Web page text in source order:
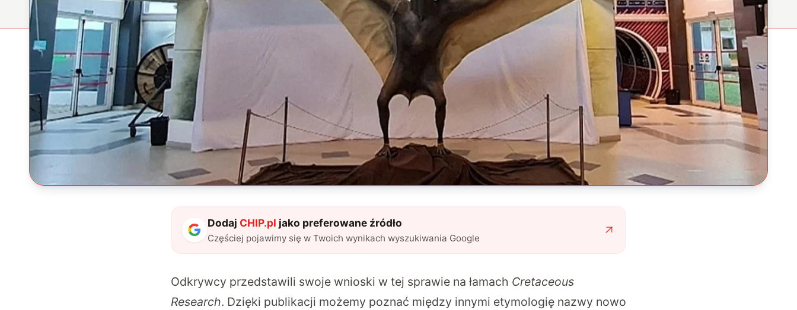
Dodaj CHIP.pl jako preferowane źródło
Częściej pojawimy się w Twoich wynikach wyszukiwania Google
Odkrywcy przedstawili swoje wnioski w tej sprawie na łamach Cretaceous
Research. Dzięki publikacji możemy poznać między innymi etymologię nazwy nowo